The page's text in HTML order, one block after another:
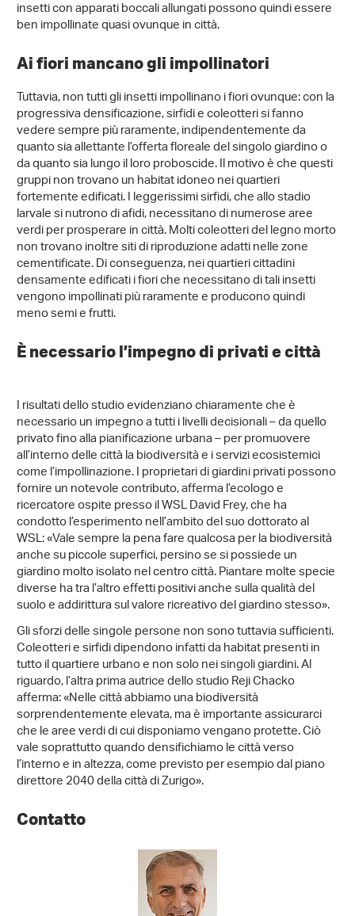
insetti con apparati boccali allungati possono quindi essere
ben impollinate quasi ovunque in città.
Ai fiori mancano gli impollinatori
Tuttavia, non tutti gli insetti impollinano i fiori ovunque: con la
progressiva densificazione, sirfidi e coleotteri si fanno
vedere sempre più raramente, indipendentemente da
quanto sia allettante l’offerta floreale del singolo giardino o
da quanto sia lungo il loro proboscide. Il motivo è che questi
gruppi non trovano un habitat idoneo nei quartieri
fortemente edificati. I leggerissimi sirfidi, che allo stadio
larvale si nutrono di afidi, necessitano di numerose aree
verdi per prosperare in città. Molti coleotteri del legno morto
non trovano inoltre siti di riproduzione adatti nelle zone
cementificate. Di conseguenza, nei quartieri cittadini
densamente edificati i fiori che necessitano di tali insetti
vengono impollinati più raramente e producono quindi
meno semi e frutti.
È necessario l’impegno di privati e città
I risultati dello studio evidenziano chiaramente che è
necessario un impegno a tutti i livelli decisionali – da quello
privato fino alla pianificazione urbana – per promuovere
all’interno delle città la biodiversità e i servizi ecosistemici
come l’impollinazione. I proprietari di giardini privati possono
fornire un notevole contributo, afferma l’ecologo e
ricercatore ospite presso il WSL David Frey, che ha
condotto l’esperimento nell’ambito del suo dottorato al
WSL: «Vale sempre la pena fare qualcosa per la biodiversità
anche su piccole superfici, persino se si possiede un
giardino molto isolato nel centro città. Piantare molte specie
diverse ha tra l’altro effetti positivi anche sulla qualità del
suolo e addirittura sul valore ricreativo del giardino stesso».
Gli sforzi delle singole persone non sono tuttavia sufficienti.
Coleotteri e sirfidi dipendono infatti da habitat presenti in
tutto il quartiere urbano e non solo nei singoli giardini. Al
riguardo, l’altra prima autrice dello studio Reji Chacko
afferma: «Nelle città abbiamo una biodiversità
sorprendentemente elevata, ma è importante assicurarci
che le aree verdi di cui disponiamo vengano protette. Ciò
vale soprattutto quando densifichiamo le città verso
l’interno e in altezza, come previsto per esempio dal piano
direttore 2040 della città di Zurigo».
Contatto